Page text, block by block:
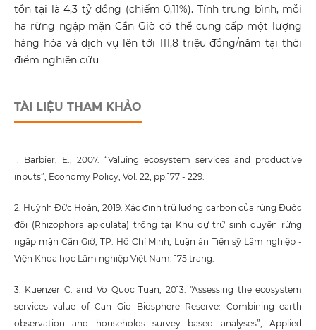
tồn tại là 4,3 tỷ đồng (chiếm 0,11%). Tính trung bình, mỗi
ha rừng ngập mặn Cần Giờ có thể cung cấp một lượng
hàng hóa và dịch vụ lên tới 111,8 triệu đồng/năm tại thời
điểm nghiên cứu
TÀI LIỆU THAM KHẢO
1. Barbier, E., 2007. “Valuing ecosystem services and productive
inputs”, Economy Policy, Vol. 22, pp.177 - 229.
2. Huỳnh Đức Hoàn, 2019. Xác định trữ lượng carbon của rừng Đước
đôi (Rhizophora apiculata) trồng tại Khu dự trữ sinh quyển rừng
ngập mặn Cần Giờ, TP. Hồ Chí Minh, Luận án Tiến sỹ Lâm nghiệp -
Viện Khoa học Lâm nghiệp Việt Nam. 175 trang.
3. Kuenzer C. and Vo Quoc Tuan, 2013. "Assessing the ecosystem
services value of Can Gio Biosphere Reserve: Combining earth
observation and households survey based analyses”, Applied